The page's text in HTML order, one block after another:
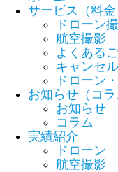
サービス（料金
ドローン
航空撮影
よくある
キャンセ
ドローン
お知らせ（コラ
お知らせ
コラム
実績紹介
ドローン
航空撮影